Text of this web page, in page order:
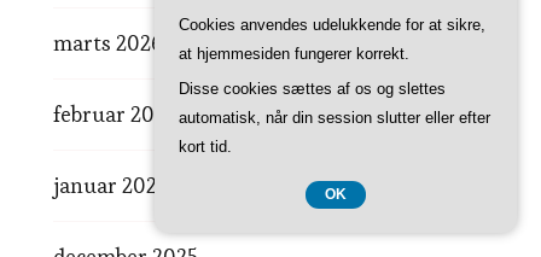
marts 2026
februar 2026
januar 2026
Cookies anvendes udelukkende for at sikre,
at hjemmesiden fungerer korrekt.
Disse cookies sættes af os og slettes
automatisk, når din session slutter eller efter
kort tid.
OK